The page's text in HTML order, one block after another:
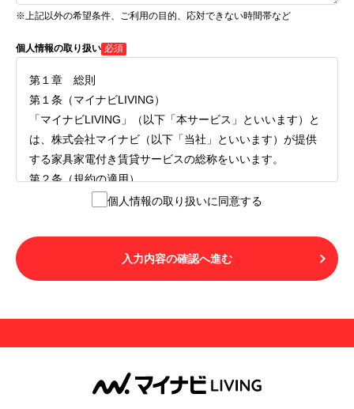
※上記以外の希望条件、ご利用の目的、応対できない時間帯など
個人情報の取り扱い 必須
第１章 総則
第１条（マイナビLIVING）
「マイナビLIVING」（以下「本サービス」といいます）と
は、株式会社マイナビ（以下「当社」といいます）が提供
する家具家電付き賃貸サービスの総称をいいます。
第２条（規約の適用）
１.本サービスを利用する者（以下「利用者」といいます）
LIVINGご契約にあたり取得する個人情報の取り扱いについ
て」の内容をすべて承諾したものとみなされます。不承諾
の意思表示は、本サービスを利用しないことをもってのみ
用することはできません。
第３条（用語の定義）
１.「本サ―ビス」とは、第１章第１条で規定する当社が運
個人情報の取り扱いに同意する
入力内容の確認へ進む